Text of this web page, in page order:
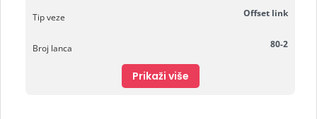
Tip veze Offset link
Broj lanca 80-2
Prikaži više